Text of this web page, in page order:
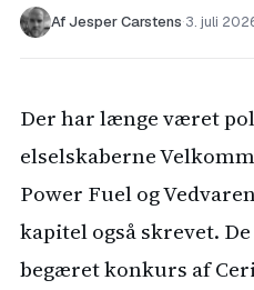
Af Jesper Carstens·3. juli
Der har længe været
elselskaberne
Power Fuel og
kapitel også skrevet.
begæret konkurs af